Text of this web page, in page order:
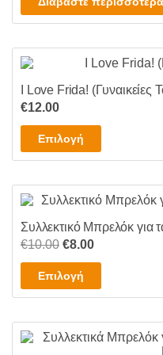
was:
€10.00.
τιμή
είναι:
€8.00.
I Love Frida! (Γυναικείες
€12.00
Επιλογή
το
πολλαπλές
επιλογές
μπορούν
επιλεγούν
στη
Συλλεκτικό Μπρελόκ για
€10.00 Original
price
was:
€10.00.
€8.00Η
τρέχουσα
είναι:
€8.00.
Επιλογή
το
πολλαπλές